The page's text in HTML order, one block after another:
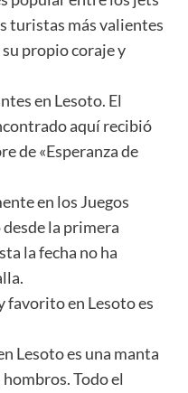
turistas más valientes
propio coraje y
en Lesoto. El
aquí recibió
de «Esperanza de
en los Juegos
la primera
la fecha no ha
favorito en Lesoto es
Lesoto es una manta
Todo el